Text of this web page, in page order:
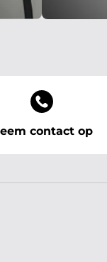
contact op